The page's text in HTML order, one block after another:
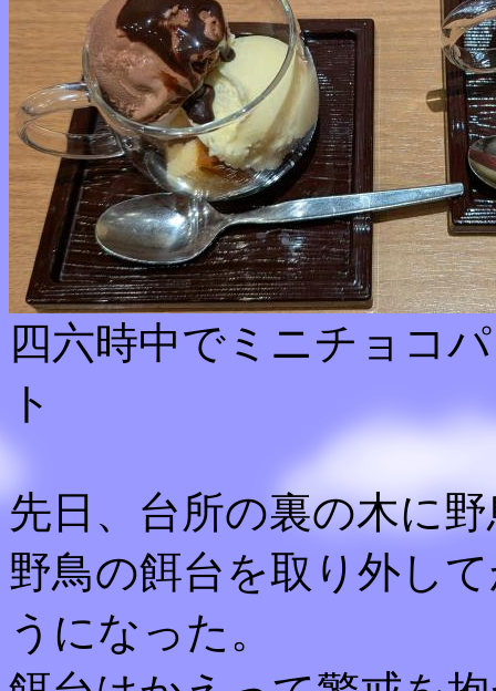
四六時中でミニチョコ
ト
先日、台所の裏の木に
野鳥の餌台を取り外し
うになった。